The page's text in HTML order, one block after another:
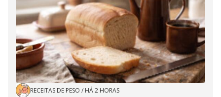
RECEITAS DE PESO / HÁ 2 HORAS